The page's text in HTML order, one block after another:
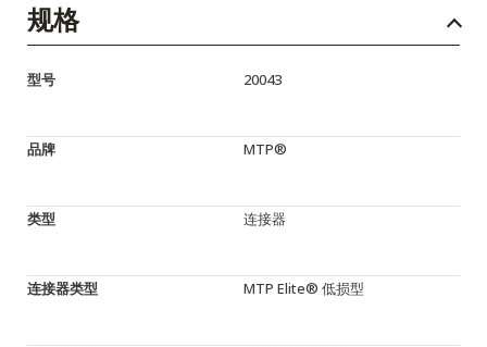
规格
型号 20043
品牌 MTP®
类型 连接器
连接器类型 MTP Elite® 低损型